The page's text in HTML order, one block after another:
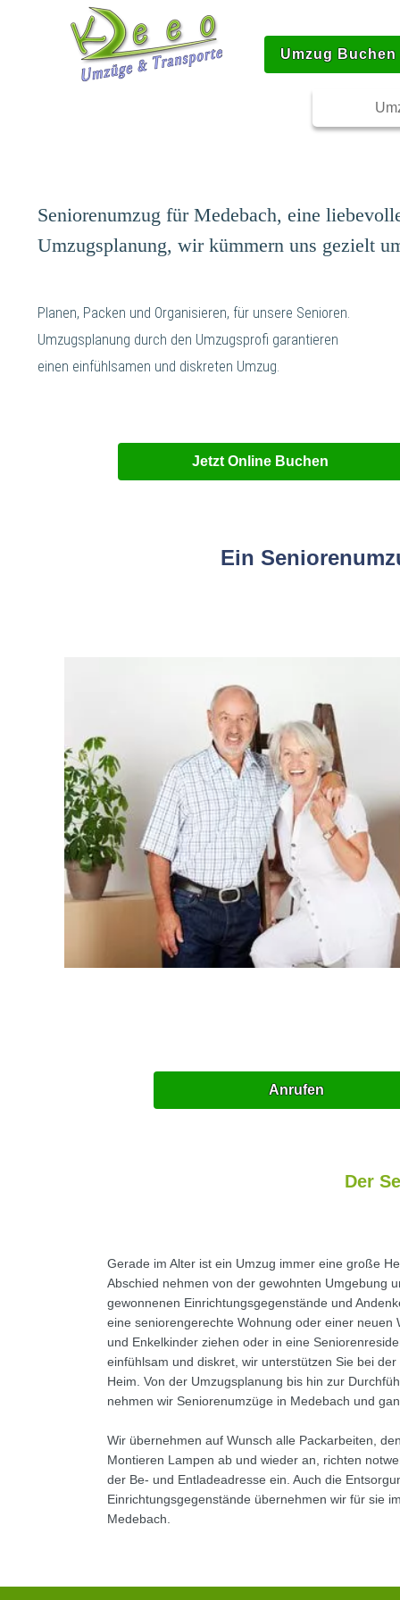
Umzug Buchen
Seniorenumzug für Medebach, eine
Umzugsplanung, wir kümmern uns gezielt
Planen, Packen und Organisieren, für unsere Senioren.
Umzugsplanung durch den Umzugsprofi garantieren
einen einfühlsamen und diskreten Umzug.
Jetzt Online Buchen
Ein
Anrufen
Der
Gerade im Alter ist ein Umzug immer eine große
Abschied nehmen von der gewohnten Umgebung
gewonnenen Einrichtungsgegenstände und
eine seniorengerechte Wohnung oder einer neuen
und Enkelkinder ziehen oder in eine
einfühlsam und diskret, wir unterstützen Sie bei
Heim. Von der Umzugsplanung bis hin zur
nehmen wir Seniorenumzüge in Medebach und
Wir übernehmen auf Wunsch alle Packarbeiten,
Montieren Lampen ab und wieder an, richten
der Be- und Entladeadresse ein. Auch die
Einrichtungsgegenstände übernehmen wir für sie
Medebach.